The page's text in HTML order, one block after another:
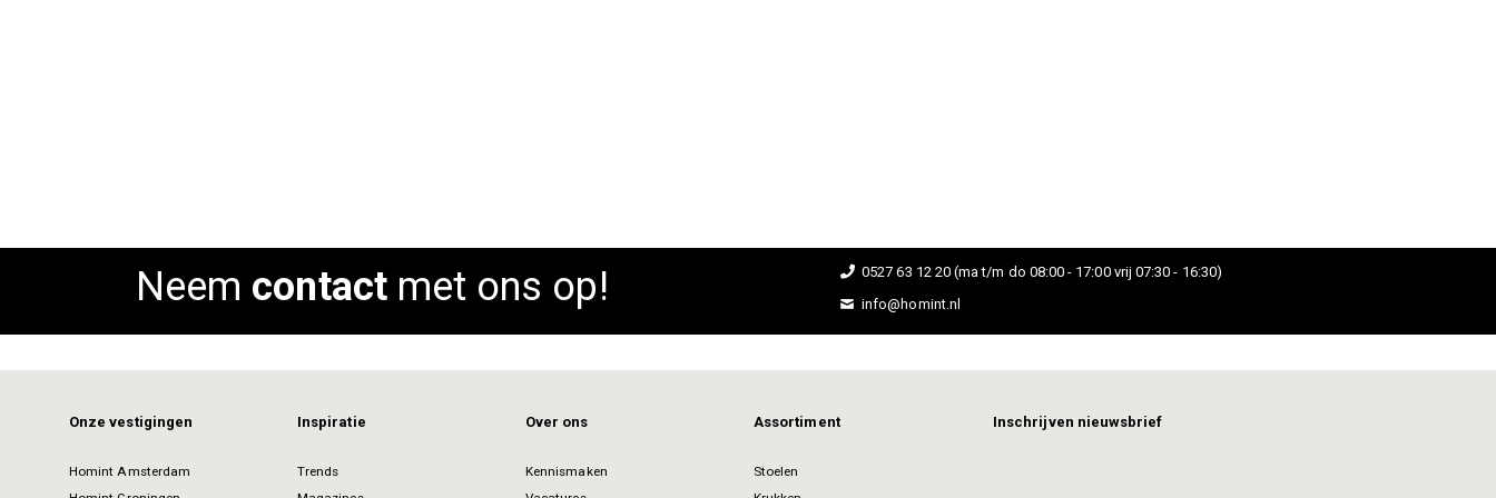
Neem contactmet ons op!
0527 63 12 20 (ma t/m do 08:00 - 17:00 vrij 07:30 - 16:30)
info@homint.nl
Onze vestigingen
Homint Amsterdam
Inspiratie
Trends
Over ons
Kennismaken
Assortiment
Stoelen
Inschrijven nieuwsbrief